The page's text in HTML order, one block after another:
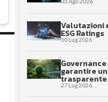
Valutazioni
ESG Ratings
30 Lug 2026
Governance
garantire
trasparente
27 Lug 2026